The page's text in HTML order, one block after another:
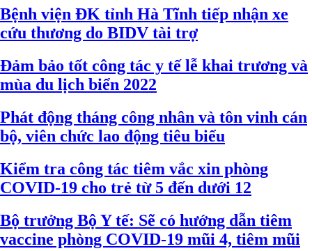
Bệnh viện ĐK tỉnh Hà Tĩnh tiếp nhận xe
cứu thương do BIDV tài trợ
Đảm bảo tốt công tác y tế lễ khai trương và
mùa du lịch biển 2022
Phát động tháng công nhân và tôn vinh cán
bộ, viên chức lao động tiêu biểu
Kiểm tra công tác tiêm vắc xin phòng
COVID-19 cho trẻ từ 5 đến dưới 12
Bộ trưởng Bộ Y tế: Sẽ có hướng dẫn tiêm
vaccine phòng COVID-19 mũi 4, tiêm mũi